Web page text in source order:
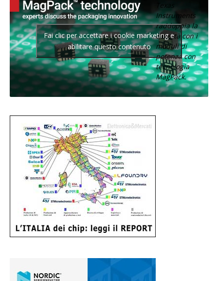
Texas
Instruments
raddoppia la
densità con i
moduli di
potenza con
tecnologia
MagPack.
Fai clic per accettare i cookie marketing e
abilitare questo contenuto